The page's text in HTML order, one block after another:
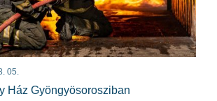
05.
Ház Gyöngyösorosziban